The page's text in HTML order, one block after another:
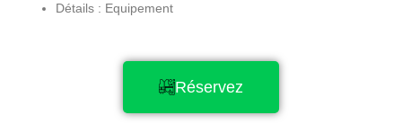
Détails : Equipement
Réservez